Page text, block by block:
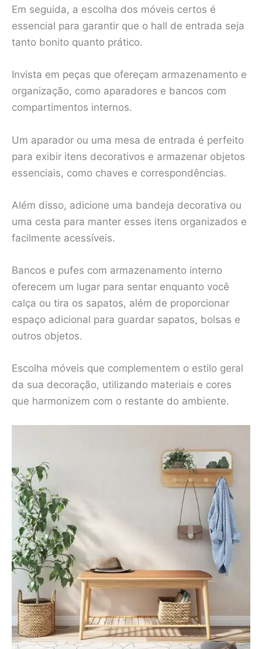
Em seguida, a escolha dos móveis certos é
essencial para garantir que o hall de entrada seja
tanto bonito quanto prático.
Invista em peças que ofereçam armazenamento e
organização, como aparadores e bancos com
compartimentos internos.
Um aparador ou uma mesa de entrada é perfeito
para exibir itens decorativos e armazenar objetos
essenciais, como chaves e correspondências.
Além disso, adicione uma bandeja decorativa ou
uma cesta para manter esses itens organizados e
facilmente acessíveis.
Bancos e pufes com armazenamento interno
oferecem um lugar para sentar enquanto você
calça ou tira os sapatos, além de proporcionar
espaço adicional para guardar sapatos, bolsas e
outros objetos.
Escolha móveis que complementem o estilo geral
da sua decoração, utilizando materiais e cores
que harmonizem com o restante do ambiente.